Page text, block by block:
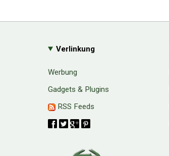
Verlinkung
Werbung
Gadgets & Plugins
RSS Feeds